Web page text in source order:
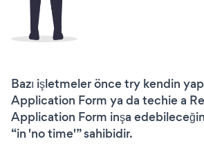
Bazı işletmeler önce try kendin
Application Form ya da techie a
Application Form inşa
“in 'no time'” sahibidir.